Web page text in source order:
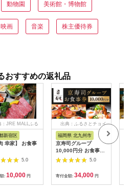
動物園 美術館・博物館
映画 音楽 株主優待券
おすすめの返礼品
：JRE MALLふる
新宿区
幸家】 お食事
5.0
: 10,000 円
出典：ふるさとチョイ
福岡県 北九州市
京寿司グループ
10,000円分 お食事券
1000円×10枚 食事チ
ケット チケット 寿司
福岡県 北九州市
5.0
寄付金額: 34,000 円